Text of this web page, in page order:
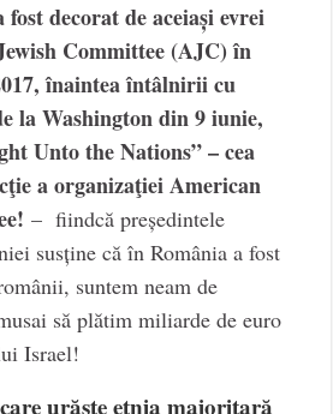
decorat de aceiași evrei
Committee (AJC) în
înaintea întâlnirii cu
la Washington din 9 iunie,
Unto the Nations” – cea
a organizaţiei American
– fiindcă președintele
susține că în România a fost
suntem neam de
să plătim miliarde de euro
Israel!
urăște etnia majoritară